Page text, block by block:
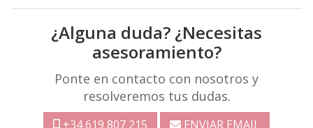
¿Alguna duda? ¿Necesitas
asesoramiento?
Ponte en contacto con nosotros y
resolveremos tus dudas.
+34 619 807 215 ENVIAR EMAIL